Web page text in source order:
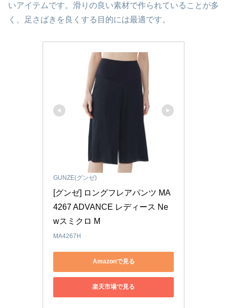
いアイテムです。滑りの良い素材で作られていることが多
く、足さばきを良くする目的には最適です。
GUNZE(グンゼ)
[グンゼ] ロングフレアパンツ MA
4267 ADVANCE レディース Ne
wスミクロ M
MA4267H
Amazonで見る
楽天市場で見る